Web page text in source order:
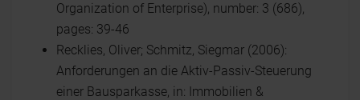
Organization of Enterprise), number: 3 (686),
pages: 39-46
Recklies, Oliver; Schmitz, Siegmar (2006):
Anforderungen an die Aktiv-Passiv-Steuerung
einer Bausparkasse, in: Immobilien &